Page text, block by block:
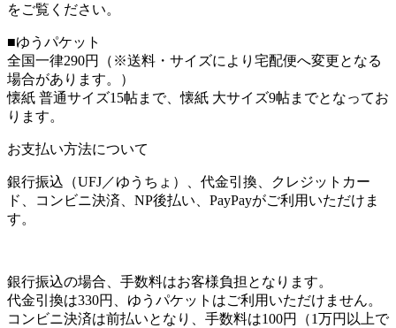
をご覧ください。
■ゆうパケット
全国一律290円（※送料・サイズにより宅配便へ変更となる
場合があります。）
懐紙 普通サイズ15帖まで、懐紙 大サイズ9帖までとなってお
ります。
お支払い方法について
銀行振込（UFJ／ゆうちょ）、代金引換、クレジットカー
ド、コンビニ決済、NP後払い、PayPayがご利用いただけま
す。
銀行振込の場合、手数料はお客様負担となります。
代金引換は330円、ゆうパケットはご利用いただけません。
コンビニ決済は前払いとなり、手数料は100円（1万円以上で